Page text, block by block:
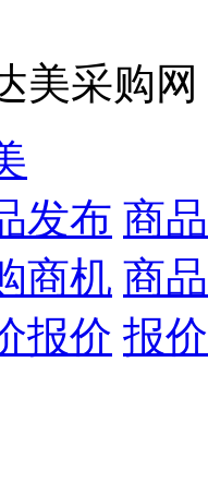
美采购网
发布 商
商机 商
报价 报